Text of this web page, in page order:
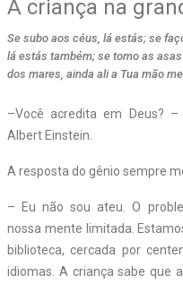
A criança na
Se subo aos céus, lá estás; se
lá estás também; se tomo as
dos mares, ainda ali a Tua mão
–Você acredita em Deus?
Albert Einstein.
A resposta do gênio sempre
– Eu não sou ateu. O
nossa mente limitada.
biblioteca, cercada por
idiomas. A criança sabe que